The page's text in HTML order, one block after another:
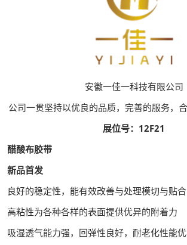
安徽一佳一科技有限公司
公司一贯坚持以优良的品质，完善的服务，
展位号：12F21
醋酸布胶带
新品首发
良好的稳定性，能有效改善与处理模切与贴合
高粘性为各种各样的表面提供优异的附着力
吸湿透气能力强，回弹性良好，耐老化性能